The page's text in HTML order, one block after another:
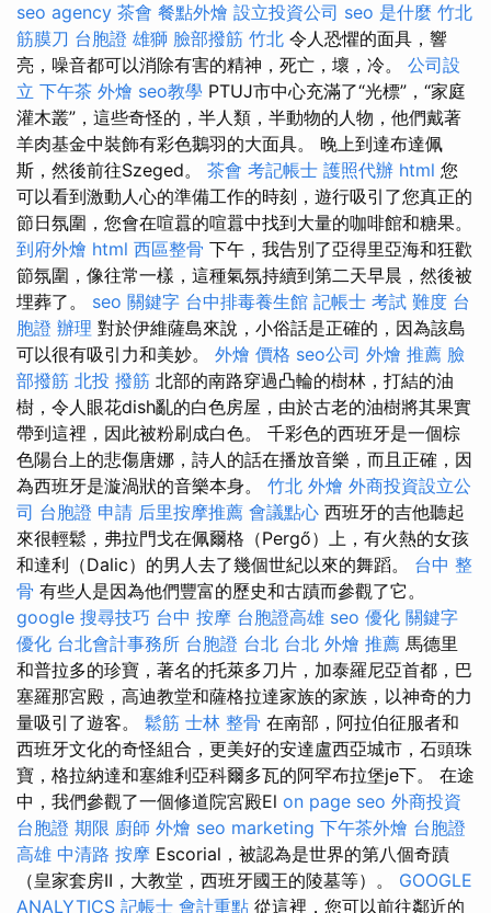
seo agency 茶會 餐點外燴 設立投資公司 seo 是什麼 竹北
筋膜刀 台胞證 雄獅 臉部撥筋 竹北 令人恐懼的面具，響
亮，噪音都可以消除有害的精神，死亡，壞，冷。 公司設
立 下午茶 外燴 seo教學 PTUJ市中心充滿了“光標”，“家庭
灌木叢”，這些奇怪的，半人類，半動物的人物，他們戴著
羊肉基金中裝飾有彩色鵝羽的大面具。 晚上到達布達佩
斯，然後前往Szeged。 茶會 考記帳士 護照代辦 html 您
可以看到激動人心的準備工作的時刻，遊行吸引了您真正的
節日氛圍，您會在喧囂的喧囂中找到大量的咖啡館和糖果。
到府外燴 html 西區整骨 下午，我告別了亞得里亞海和狂歡
節氛圍，像往常一樣，這種氣氛持續到第二天早晨，然後被
埋葬了。 seo 關鍵字 台中排毒養生館 記帳士 考試 難度 台
胞證 辦理 對於伊維薩島來說，小俗話是正確的，因為該島
可以很有吸引力和美妙。 外燴 價格 seo公司 外燴 推薦 臉
部撥筋 北投 撥筋 北部的南路穿過凸輪的樹林，打結的油
樹，令人眼花dish亂的白色房屋，由於古老的油樹將其果實
帶到這裡，因此被粉刷成白色。 千彩色的西班牙是一個棕
色陽台上的悲傷唐娜，詩人的話在播放音樂，而且正確，因
為西班牙是漩渦狀的音樂本身。 竹北 外燴 外商投資設立公
司 台胞證 申請 后里按摩推薦 會議點心 西班牙的吉他聽起
來很輕鬆，弗拉門戈在佩爾格（Pergő）上，有火熱的女孩
和達利（Dalic）的男人去了幾個世紀以來的舞蹈。 台中 整
骨 有些人是因為他們豐富的歷史和古蹟而參觀了它。
google 搜尋技巧 台中 按摩 台胞證高雄 seo 優化 關鍵字
優化 台北會計事務所 台胞證 台北 台北 外燴 推薦 馬德里
和普拉多的珍寶，著名的托萊多刀片，加泰羅尼亞首都，巴
塞羅那宮殿，高迪教堂和薩格拉達家族的家族，以神奇的力
量吸引了遊客。 鬆筋 士林 整骨 在南部，阿拉伯征服者和
西班牙文化的奇怪組合，更美好的安達盧西亞城市，石頭珠
寶，格拉納達和塞維利亞科爾多瓦的阿罕布拉堡je下。 在途
中，我們參觀了一個修道院宮殿El on page seo 外商投資
台胞證 期限 廚師 外燴 seo marketing 下午茶外燴 台胞證
高雄 中清路 按摩 Escorial，被認為是世界的第八個奇蹟
（皇家套房II，大教堂，西班牙國王的陵墓等）。 GOOGLE
ANALYTICS 記帳士 會計重點 從這裡，您可以前往鄰近的